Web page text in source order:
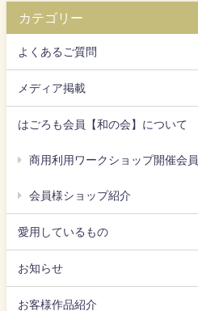
カテゴリー
よくあるご質問
メディア掲載
はごろも会員【和の会】について
商用利用ワークショップ開催会員
会員様ショップ紹介
愛用しているもの
お知らせ
お客様作品紹介